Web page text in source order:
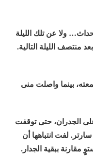
ولا عن تلك الليلة
منتصف الليلة التالية.
بينما واصلت منى
الجدران، حتى توقفت
لفت انتباهها أن
مقارنة ببقية الجدار.